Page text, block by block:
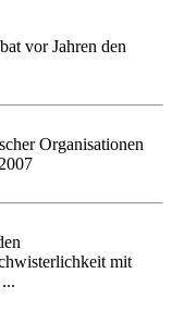
vor Jahren den
Organisationen
mit